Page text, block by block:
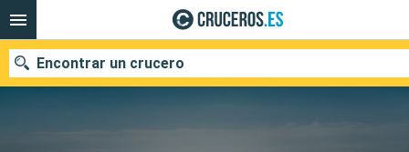
Encontrar un crucero